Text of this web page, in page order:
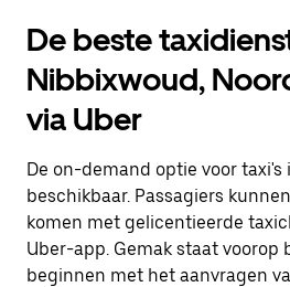
de
agenda
te
openen
en
een
te
selecteren.
Druk
op
Escape
om
De beste
Nibbixwoud,
via Uber
De on-demand optie voor
beschikbaar. Passagiers
komen met gelicentieerde
Uber-app. Gemak staat voorop
beginnen met het aanvragen